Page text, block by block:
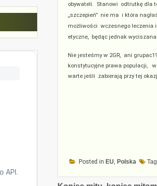
obywateli. Stanowi odtrutkę dla
„szczepień” nie ma i która
możliwości wczesnego leczenia
etyczne, będąc jednak
Nie jesteśmy w 2GR, ani
konstytucyjne prawa populacji,
warte jeśli zabierają przy tej
Posted in EU, Polska